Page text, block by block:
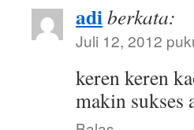
adiberkata:
Juli 12, 2012
keren keren
makin